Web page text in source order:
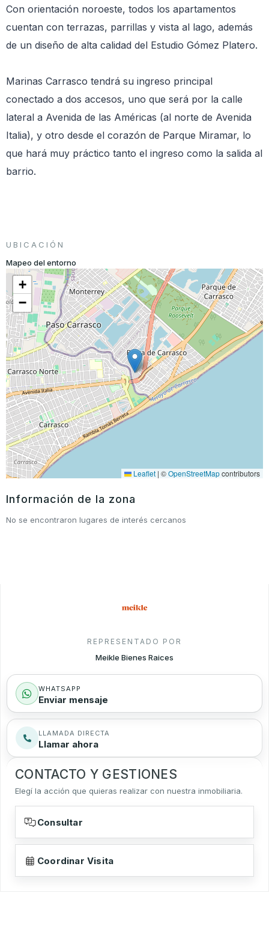
Con orientación noroeste, todos los apartamentos
cuentan con terrazas, parrillas y vista al lago, además
de un diseño de alta calidad del Estudio Gómez Platero.
Marinas Carrasco tendrá su ingreso principal
conectado a dos accesos, uno que será por la calle
lateral a Avenida de las Américas (al norte de Avenida
Italia), y otro desde el corazón de Parque Miramar, lo
que hará muy práctico tanto el ingreso como la salida al
barrio.
UBICACIÓN
Mapeo del entorno
+
−
Leaflet | ©OpenStreetMapcontributors
Información de la zona
No se encontraron lugares de interés cercanos
REPRESENTADO POR
Meikle Bienes Raices
WHATSAPP
Enviar mensaje
LLAMADA DIRECTA
Llamar ahora
CONTACTO Y GESTIONES
Elegí la acción que quieras realizar con nuestra inmobiliaria.
Consultar
Coordinar Visita